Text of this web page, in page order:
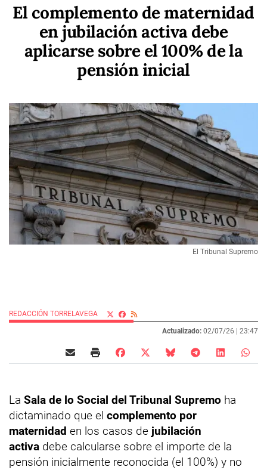
El complemento de maternidad
en jubilación activa debe
aplicarse sobre el 100% de la
pensión inicial
El Tribunal Supremo
REDACCIÓN TORRELAVEGA
Actualizado: 02/07/26 | 23:47
La Sala de lo Social del Tribunal Supremo ha
dictaminado que el complemento por
maternidad en los casos de jubilación
activa debe calcularse sobre el importe de la
pensión inicialmente reconocida (el 100%) y no